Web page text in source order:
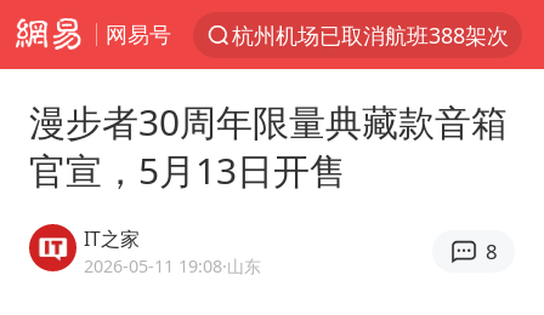
网易号
杭州机场已取消航班388架次
白海豚将给京津冀带来大暴雨
刘嘉玲晒与周星驰合照
上海有出现龙卷潜势
漫步者30周年限量典藏款音箱
官宣，5月13日开售
IT之家
2026-05-11 19:08·山东
8